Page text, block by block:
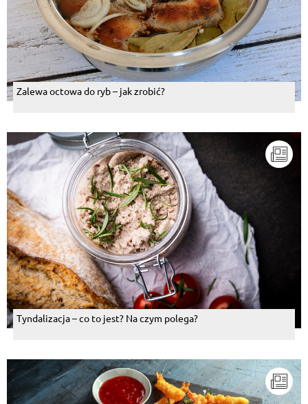
Zalewa octowa do ryb – jak zrobić?
Tyndalizacja – co to jest? Na czym polega?